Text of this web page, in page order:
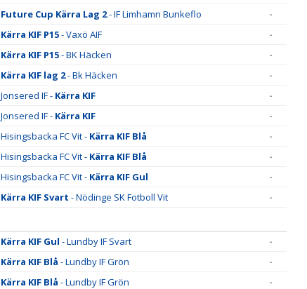
Future Cup Kärra Lag 2- IF Limhamn Bunkeflo
-
Kärra KIF P15- Vaxö AIF
-
Kärra KIF P15- BK Häcken
-
Kärra KIF lag 2- Bk Häcken
-
Jonsered IF - Kärra KIF
-
Jonsered IF - Kärra KIF
-
Hisingsbacka FC Vit - Kärra KIF Blå
-
Hisingsbacka FC Vit - Kärra KIF Blå
-
Hisingsbacka FC Vit - Kärra KIF Gul
-
Kärra KIF Svart - Nödinge SK Fotboll Vit -
Kärra KIF Gul - Lundby IF Svart
-
Kärra KIF Blå - Lundby IF Grön
-
Kärra KIF Blå - Lundby IF Grön
-